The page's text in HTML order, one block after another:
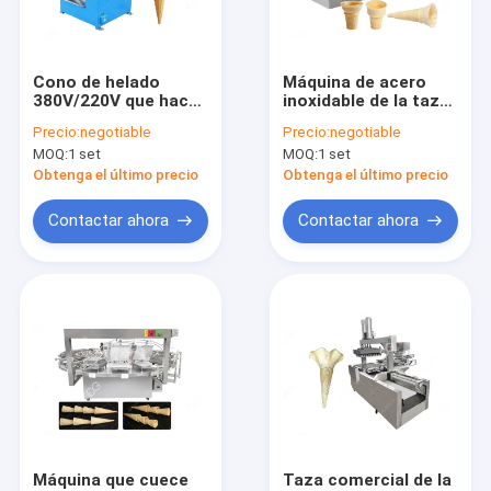
Visita a la fábrica
Pida una cita
Máquina del cono de helado
máquina del envasado de alimentos
Máquina de la lavadora de la fruta y verdura
Cono de helado
380V/220V que hace
producción del cono
de la oblea
Precio:negotiable
MOQ:1 set
Obtenga el último precio
Contactar ahora
Máquina de acero
inoxidable de la taza
la oblea que hace la
máquina 8000PCS/H
Precio:negotiable
MOQ:1 set
Obtenga el último precio
Contactar ahora
Máquina que cuece
Taza comercial de la